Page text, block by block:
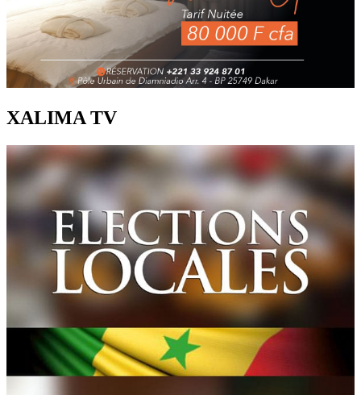
XALIMA TV